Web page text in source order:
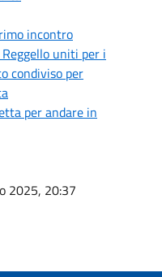
incontro
uniti per i
condiviso per
per andare in
2025, 20:37